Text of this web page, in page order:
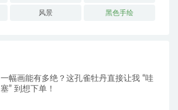
风景 黑色手绘
一幅画能有多绝？这孔雀牡丹直接让我 “哇
塞” 到想下单！